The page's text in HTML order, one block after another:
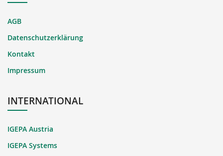
AGB
Datenschutzerklärung
Kontakt
Impressum
INTERNATIONAL
IGEPA Austria
IGEPA Systems